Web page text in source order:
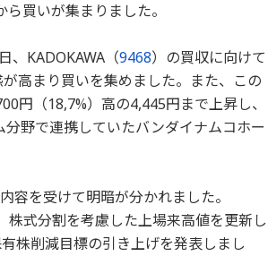
買いが集まりました。
、KADOKAWA（9468）の買収に向けて
高まり買いを集めました。また、この
円（18,7%）高の4,445円まで上昇し、
野で連携していたバンダイナムコホー
容を受けて明暗が分かれました。
株式分割を考慮した上場来高値を更新し
株削減目標の引き上げを発表しまし